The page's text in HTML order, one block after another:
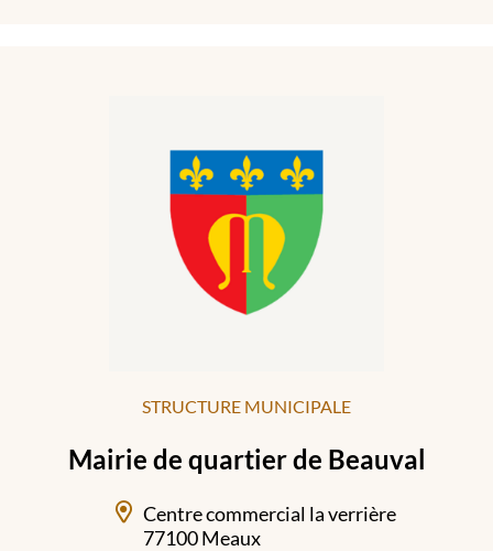
STRUCTURE MUNICIPALE
Mairie de quartier de Beauval
Centre commercial la verrière
77100 Meaux